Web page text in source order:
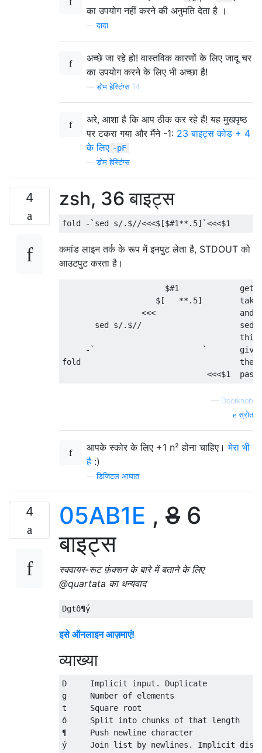
का उपयोग नहीं करने की अनुमति देता है ।
—दादा
अच्छे जा रहे हो! वास्तविक कारणों के लिए जादू चर
का उपयोग करने के लिए भी अच्छा है!
—डोम हेस्टिंग्स 14
अरे, आशा है कि आप ठीक कर रहे हैं! यह मुखपृष्ठ
पर टकरा गया और मैंने -1: 23 बाइट्स कोड + 4
के लिए -pF
—डोम हेस्टिंग्स
4 zsh, 36 बाइट्स
कमांड लाइन तर्क के रूप में इनपुट लेता है, STDOUT को
आउटपुट करता है।
$#1             get
$[   **.5]
<<<                  and
sed s/.$//
-`                       `
fold                                  the fold
— Doorknob
स्रोत
आपके स्कोर के लिए +1 n² होना चाहिए।मेरा भी
है :)
—डिजिटल आघात
4 05AB1E , 8 6
बाइट्स
स्क्वायर-रूट फ़ंक्शन के बारे में बताने के लिए
@quartata का धन्यवाद
इसे ऑनलाइन आज़माएं!
व्याख्या
D     Implicit input. Duplicate
g     Number of elements
t     Square root
ô     Split into chunks of that length
¶     Push newline character